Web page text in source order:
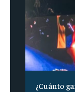
¿Cuánto